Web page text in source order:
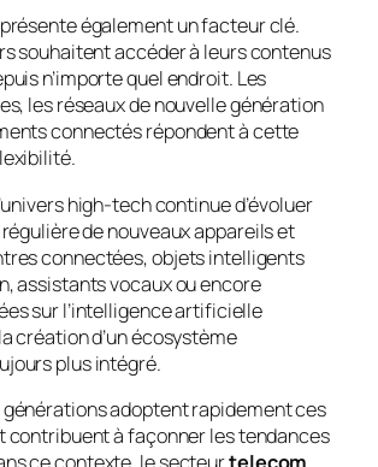
également un facteur clé.
souhaitent accéder à leurs contenus
n’importe quel endroit. Les
les réseaux de nouvelle génération
connectés répondent à cette
high-tech continue d’évoluer
de nouveaux appareils et
connectées, objets intelligents
assistants vocaux ou encore
sur l’intelligence artificielle
création d’un écosystème
plus intégré.
générations adoptent rapidement ces
contribuent à façonner les tendances